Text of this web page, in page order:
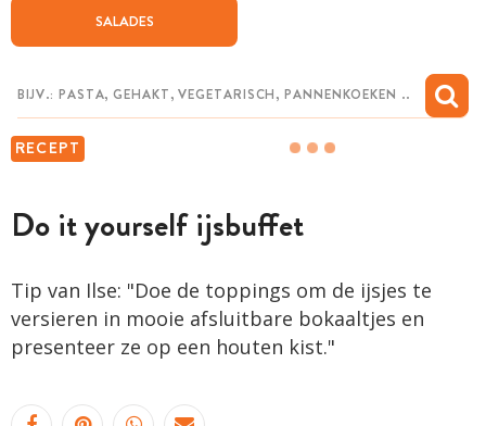
SALADES
RECEPT
Do it yourself ijsbuffet
Tip van Ilse: "Doe de toppings om de ijsjes te
versieren in mooie afsluitbare bokaaltjes en
presenteer ze op een houten kist."
CHAT MET MAIA
MIJN BEWAARDE RECEPTEN